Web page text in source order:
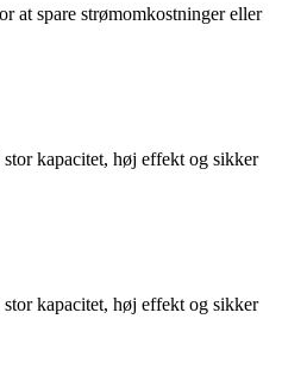
at spare strømomkostninger eller
kapacitet, høj effekt og sikker
kapacitet, høj effekt og sikker